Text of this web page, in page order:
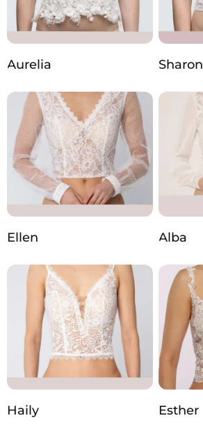
Aurelia Sharon
Ellen Alba
Haily Esther